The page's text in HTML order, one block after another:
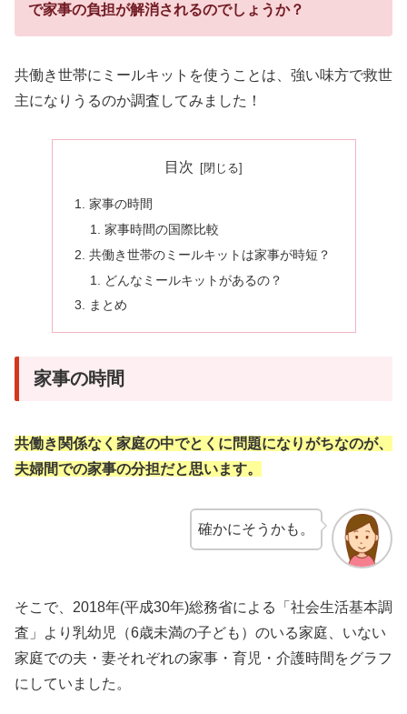
で家事の負担が解消されるのでしょうか？
共働き世帯にミールキットを使うことは、強い味方で救世
主になりうるのか調査してみました！
目次
家事の時間
家事時間の国際比較
共働き世帯のミールキットは家事が時短？
どんなミールキットがあるの？
まとめ
家事の時間
共働き関係なく家庭の中でとくに問題になりがちなのが、
夫婦間での家事の分担だと思います。
確かにそうかも。
そこで、2018年(平成30年)総務省による「社会生活基本調
査」より乳幼児（6歳未満の子ども）のいる家庭、いない
家庭での夫・妻それぞれの家事・育児・介護時間をグラフ
にしていました。